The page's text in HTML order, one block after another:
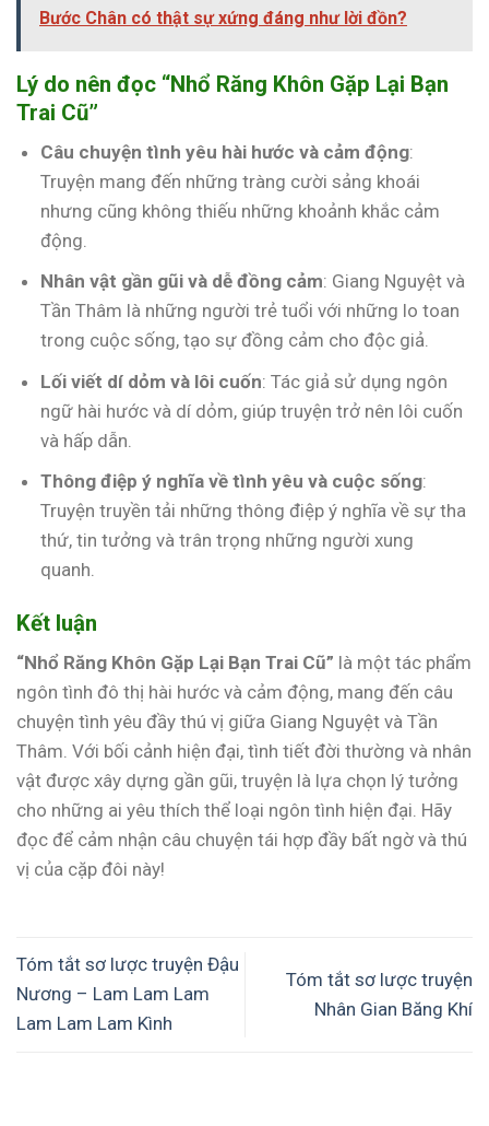
Bước Chân có thật sự xứng đáng như lời đồn?
Lý do nên đọc “Nhổ Răng Khôn Gặp Lại Bạn
Trai Cũ”
Câu chuyện tình yêu hài hước và cảm động:
Truyện mang đến những tràng cười sảng khoái
nhưng cũng không thiếu những khoảnh khắc cảm
động.
Nhân vật gần gũi và dễ đồng cảm: Giang Nguyệt và
Tần Thâm là những người trẻ tuổi với những lo toan
trong cuộc sống, tạo sự đồng cảm cho độc giả.
Lối viết dí dỏm và lôi cuốn: Tác giả sử dụng ngôn
ngữ hài hước và dí dỏm, giúp truyện trở nên lôi cuốn
và hấp dẫn.
Thông điệp ý nghĩa về tình yêu và cuộc sống:
Truyện truyền tải những thông điệp ý nghĩa về sự tha
thứ, tin tưởng và trân trọng những người xung
quanh.
Kết luận
“Nhổ Răng Khôn Gặp Lại Bạn Trai Cũ” là một tác phẩm
ngôn tình đô thị hài hước và cảm động, mang đến câu
chuyện tình yêu đầy thú vị giữa Giang Nguyệt và Tần
Thâm. Với bối cảnh hiện đại, tình tiết đời thường và nhân
vật được xây dựng gần gũi, truyện là lựa chọn lý tưởng
cho những ai yêu thích thể loại ngôn tình hiện đại. Hãy
đọc để cảm nhận câu chuyện tái hợp đầy bất ngờ và thú
vị của cặp đôi này!
Tóm tắt sơ lược truyện Đậu
Nương – Lam Lam Lam
Lam Lam Lam Kình
Tóm tắt sơ lược truyện
Nhân Gian Băng Khí